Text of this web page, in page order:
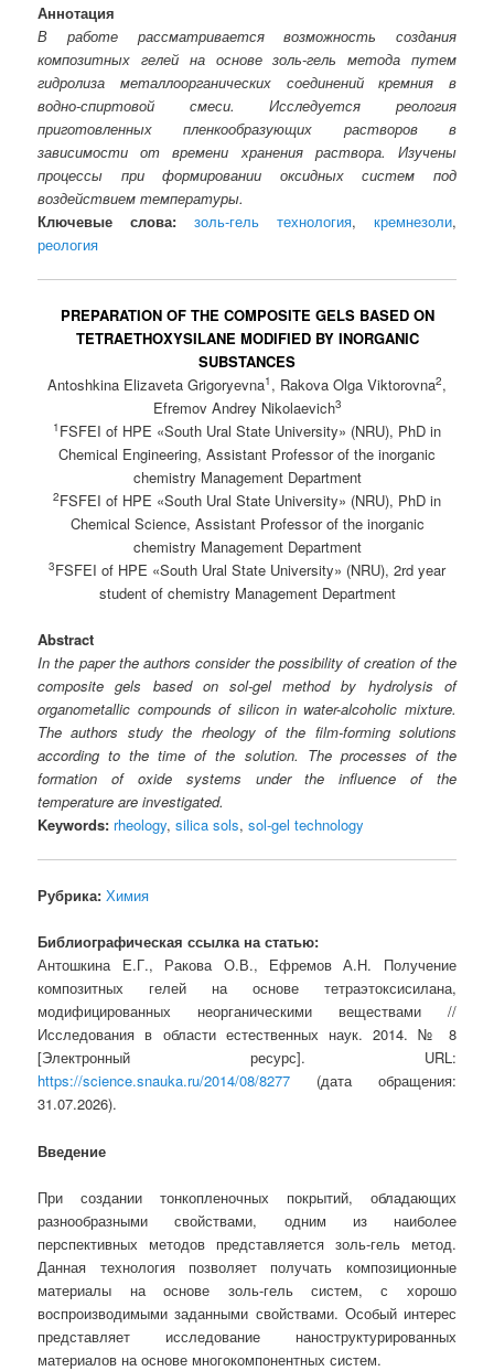
Аннотация
В работе рассматривается возможность создания
композитных гелей на основе золь-гель метода путем
гидролиза металлоорганических соединений кремния в
водно-спиртовой смеси. Исследуется реология
приготовленных пленкообразующих растворов в
зависимости от времени хранения раствора. Изучены
процессы при формировании оксидных систем под
воздействием температуры.
Ключевые слова:
золь-гель технология, кремнезоли,
реология
PREPARATION OF THE COMPOSITE GELS BASED ON
TETRAETHOXYSILANE MODIFIED BY INORGANIC
SUBSTANCES
Antoshkina Elizaveta Grigoryevna1 , Rakova Olga Viktorovna2,
Efremov Andrey Nikolaevich3
1 FSFEI of HPE «South Ural State University» (NRU), PhD in
Chemical Engineering, Assistant Professor of the inorganic
chemistry Management Department
2FSFEI of HPE «South Ural State University» (NRU), PhD in
Chemical Science, Assistant Professor of the inorganic
chemistry Management Department
3FSFEI of HPE «South Ural State University» (NRU), 2rd year
student of chemistry Management Department
Abstract
In the paper the authors consider the possibility of creation of the
composite gels based on sol-gel method by hydrolysis of
organometallic compounds of silicon in water-alcoholic mixture.
The authors study the rheology of the film-forming solutions
according to the time of the solution. The processes of the
formation of oxide systems under the influence of the
temperature are investigated.
Keywords: rheology,silica sols,sol-gel technology
Рубрика: Химия
Библиографическая ссылка на статью:
Антошкина Е.Г., Ракова О.В., Ефремов А.Н. Получение
композитных гелей на основе тетраэтоксисилана,
модифицированных неорганическими веществами //
Исследования в области естественных наук. 2014. № 8
[Электронный ресурс]. URL:
https://science.snauka.ru/2014/08/8277 (дата обращения:
31.07.2026).
Введение
При создании тонкопленочных покрытий, обладающих
разнообразными свойствами, одним из наиболее
перспективных методов представляется золь-гель метод.
Данная технология позволяет получать композиционные
материалы на основе золь-гель систем, с хорошо
воспроизводимыми заданными свойствами. Особый интерес
представляет исследование наноструктурированных
материалов на основе многокомпонентных систем.